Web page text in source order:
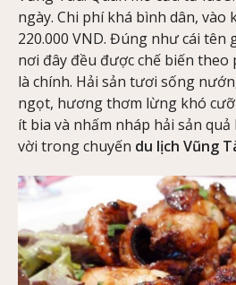
ngày. Chi phí khá bình dân, vào
220.000 VND. Đúng như cái tên
nơi đây đều được chế biến
là chính. Hải sản tươi sống
ngọt, hương thơm lừng khó
ít bia và nhấm nháp hải sản
vời trong chuyến du lịch Vũng